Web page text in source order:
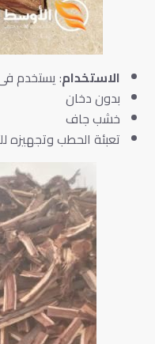
الاستخدام: يستخدم فى
بدون دخان
خشب جاف
تعبئة الحطب وتجهيزه